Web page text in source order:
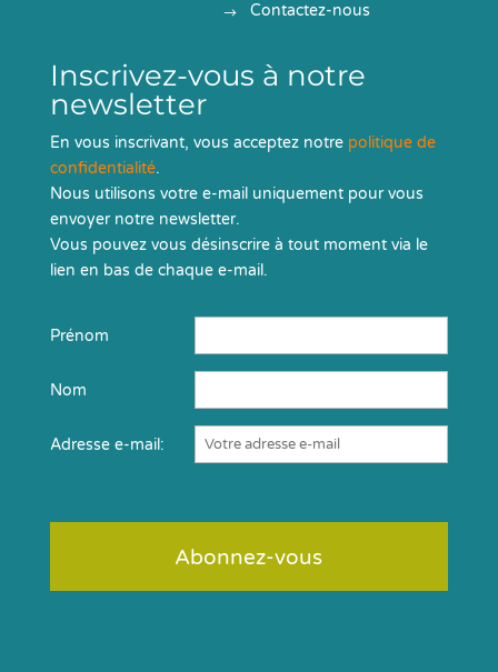
Contactez-nous
Inscrivez-vous à notre
newsletter
En vous inscrivant, vous acceptez notre politique de
confidentialité.
Nous utilisons votre e-mail uniquement pour vous
envoyer notre newsletter.
Vous pouvez vous désinscrire à tout moment via le
lien en bas de chaque e-mail.
Prénom
Nom
Adresse e-mail: